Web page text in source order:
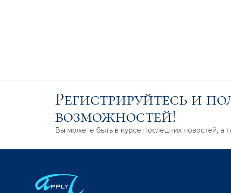
Регистрируйтесь и
возможностей!
Вы можете быть в курсе последних новостей, а